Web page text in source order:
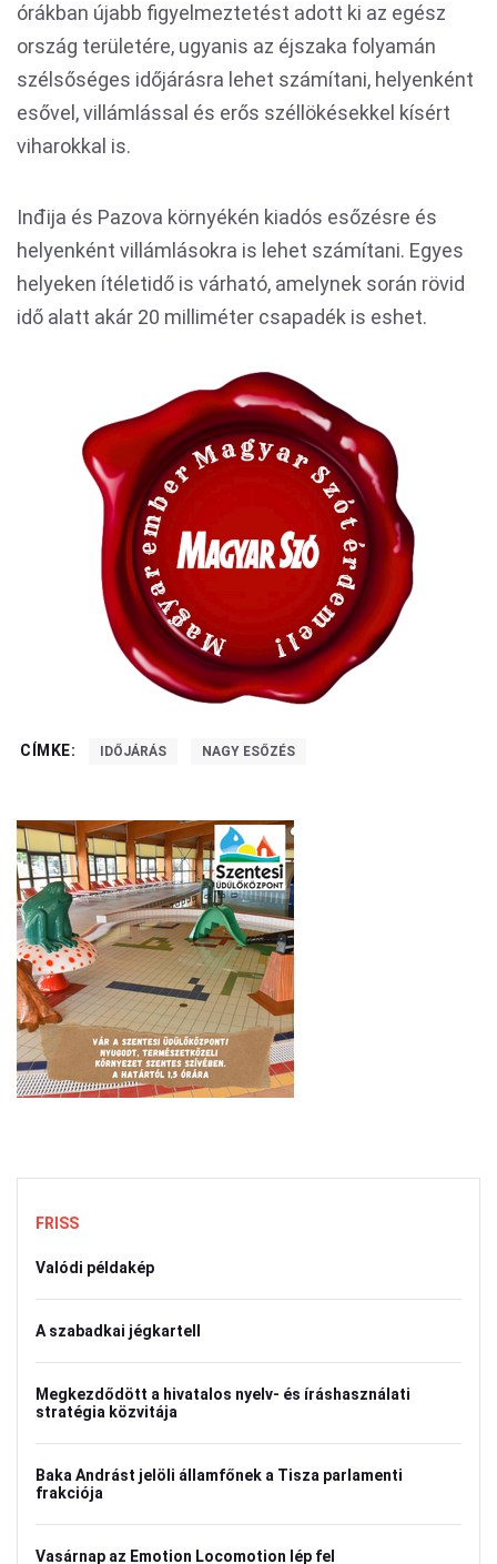
órákban újabb figyelmeztetést adott ki az egész
ország területére, ugyanis az éjszaka folyamán
szélsőséges időjárásra lehet számítani, helyenként
esővel, villámlással és erős széllökésekkel kísért
viharokkal is.
Inđija és Pazova környékén kiadós esőzésre és
helyenként villámlásokra is lehet számítani. Egyes
helyeken ítéletidő is várható, amelynek során rövid
idő alatt akár 20 milliméter csapadék is eshet.
CÍMKE: IDŐJÁRÁS NAGY ESŐZÉS
FRISS
Valódi példakép
A szabadkai jégkartell
Megkezdődött a hivatalos nyelv- és íráshasználati
stratégia közvitája
Baka Andrást jelöli államfőnek a Tisza parlamenti
frakciója
Vasárnap az Emotion Locomotion lép fel